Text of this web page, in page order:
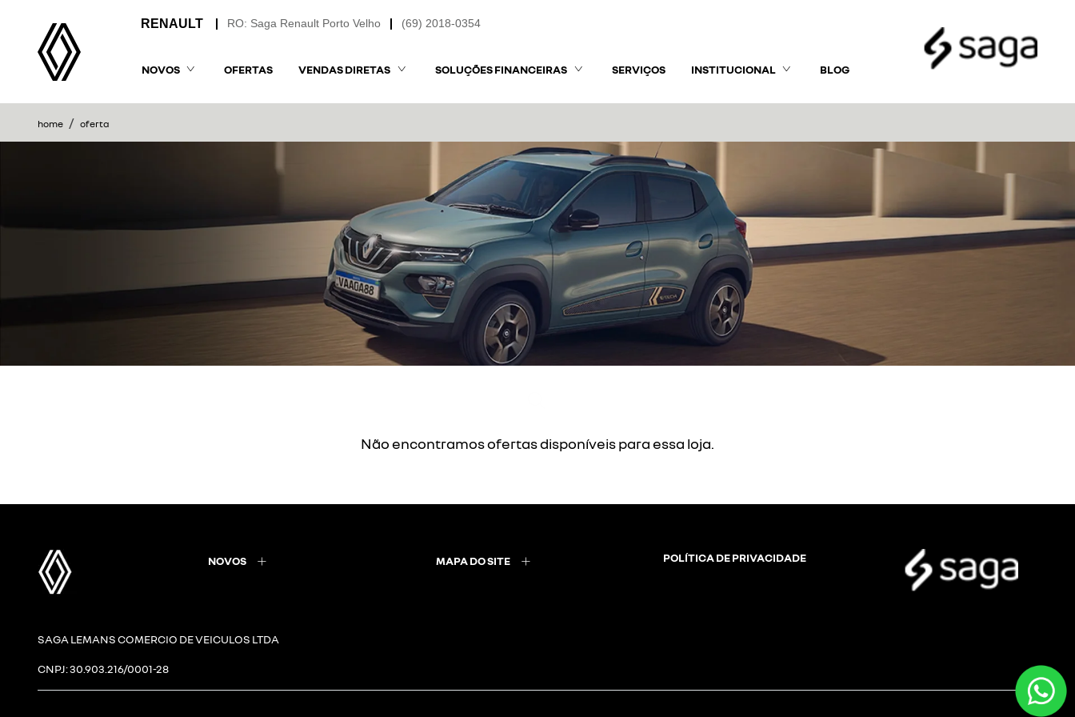
(69) 2018-0354
RO: Saga Renault Porto Velho
NOVOS OFERTAS VENDAS DIRETAS SOLUÇÕES FINANCEIRAS SERVIÇOS INSTITUCIONAL BLOG
home oferta
Não encontramos ofertas disponíveis para essa loja.
NOVOS MAPA DO SITE POLÍTICA DE PRIVACIDADE
SAGA LEMANS COMERCIO DE VEICULOS LTDA
CNPJ: 30.903.216/0001-28